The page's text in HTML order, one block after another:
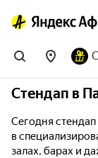
Стендап в
Сегодня
в
залах, барах и